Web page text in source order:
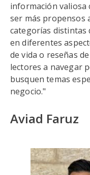
información valiosa
ser más propensos
categorías distintas
en diferentes
de vida o reseñas
lectores a navegar
busquen temas
negocio."
Aviad Faruz